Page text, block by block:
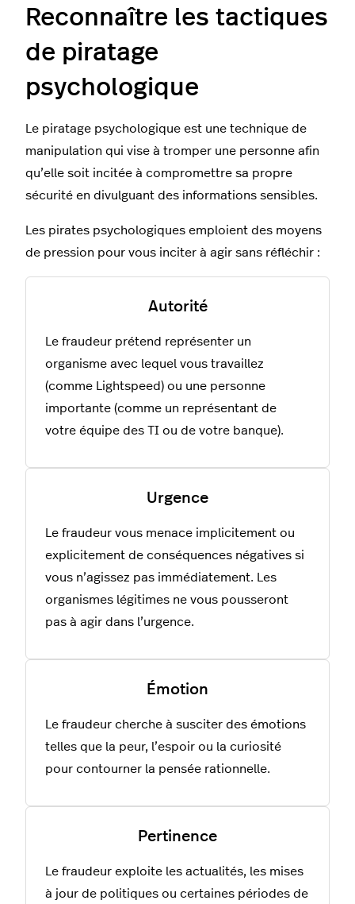
Reconnaître les tactiques
de piratage
psychologique
Le piratage psychologique est une technique de
manipulation qui vise à tromper une personne afin
qu’elle soit incitée à compromettre sa propre
sécurité en divulguant des informations sensibles.
Les pirates psychologiques emploient des moyens
de pression pour vous inciter à agir sans réfléchir :
Autorité
Le fraudeur prétend représenter un
organisme avec lequel vous travaillez
(comme Lightspeed) ou une personne
importante (comme un représentant de
votre équipe des TI ou de votre banque).
Urgence
Le fraudeur vous menace implicitement ou
explicitement de conséquences négatives si
vous n’agissez pas immédiatement. Les
organismes légitimes ne vous pousseront
pas à agir dans l’urgence.
Émotion
Le fraudeur cherche à susciter des émotions
telles que la peur, l’espoir ou la curiosité
pour contourner la pensée rationnelle.
Pertinence
Le fraudeur exploite les actualités, les mises
à jour de politiques ou certaines périodes de